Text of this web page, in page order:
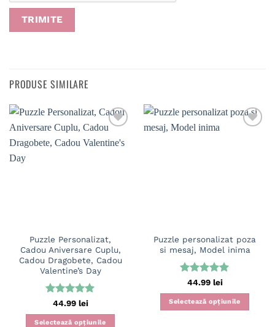
PRODUSE SIMILARE
Puzzle Personalizat,
Cadou Aniversare Cuplu,
Cadou Dragobete, Cadou
Valentine’s Day
Evaluat la
5din 5
44.99 lei
Selectează opțiunile
Puzzle personalizat poza
si mesaj, Model inima
Evaluat la
5din 5
44.99 lei
Selectează opțiunile